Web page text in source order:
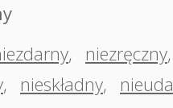
, niezręczny,
, nieskładny,